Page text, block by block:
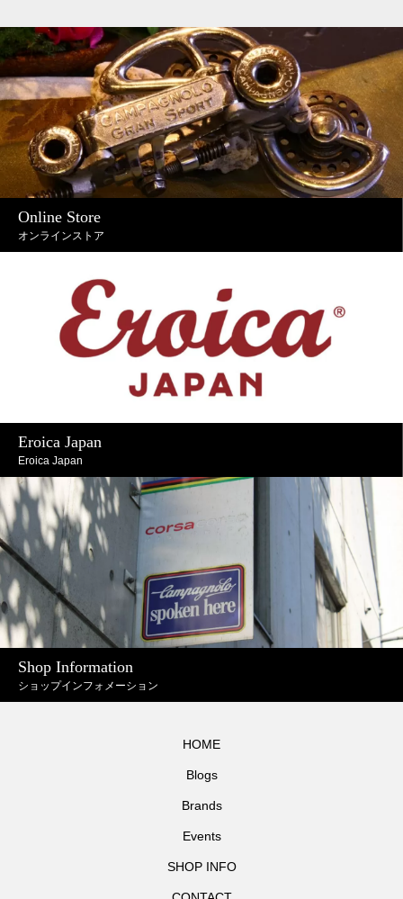
Online Store
オンラインストア
Eroica Japan
Eroica Japan
Shop Information
ショップインフォメーション
HOME
Blogs
Brands
Events
SHOP INFO